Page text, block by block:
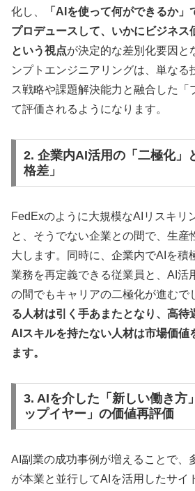
化し、
「AIを使って何ができるか
プロデュースして、いかにビジネス
という視点が決定的な差別化要因と
ンプトエンジニアリングは、単なる
ス戦略や課題解決能力と融合した「
て評価されるようになります。
2. 企業内AI活用の「二極化」
格差」
FedExのように大規模なAIリスキリ
と、そうでない企業との間で、生産
大します。同時に、企業内でAIを積
業務を再定義できる従業員と、AI活
の間でもキャリアの二極化が進むで
る人材は引く手あまたとなり、高待
AIスキルを持たない人材は市場価値
ます。
3. AIを介した「新しい働き方
ップイヤー」の価値再評価
AI副業の成功事例が増えることで、
が本業と並行してAIを活用したサイ